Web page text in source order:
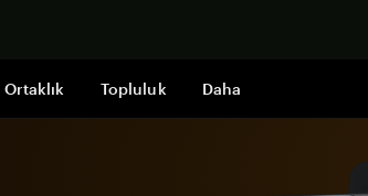
Ortaklık Topluluk Daha